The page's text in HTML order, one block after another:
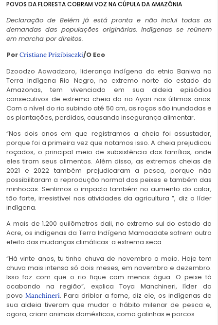
POVOS DA FLORESTA COBRAM VOZ NA CÚPULA DA AMAZÔNIA
Declaração de Belém já está pronta e não inclui todas as
demandas das populações originárias. Indígenas se reúnem
em marcha por direitos.
PorCristiane Prizibisczki/O Eco
Dzoodzo Aawadzoro, liderança indígena da etnia Baniwa na
Terra Indígena Rio Negro, no extremo norte do estado do
Amazonas, tem vivenciado em sua aldeia episódios
consecutivos de extrema cheia do rio Ayari nos últimos anos.
Com o nível do rio subindo até 50 cm, as roças são inundadas e
as plantações, perdidas, causando insegurança alimentar.
“Nos dois anos em que registramos a cheia foi assustador,
porque foi a primeira vez que notamos isso. A cheia prejudicou
roçados, o principal meio de subsistência das famílias, onde
eles tiram seus alimentos. Além disso, as extremas cheias de
2021 e 2022 também prejudicaram a pesca, porque não
possibilitaram a reprodução normal dos peixes e também das
minhocas. Sentimos o impacto também no aumento do calor,
tão forte, irresistível nas atividades da agricultura ”, diz o líder
indígena.
A mais de 1.200 quilômetros dali, no extremo sul do estado do
Acre, os indígenas da Terra Indígena Mamoadate sofrem outro
efeito das mudanças climáticas: a extrema seca.
“Há vinte anos, tu tinha chuva de novembro a maio. Hoje tem
chuva mais intensa só dois meses, em novembro e dezembro.
Isso faz com que o rio fique com menos água. O peixe tá
acabando na região”, explica Toya Manchineri, líder do
povo Manchineri. Para driblar a fome, diz ele, os indígenas de
sua aldeia tiveram que mudar o hábito milenar de pesca e,
agora, criam animais domésticos, como galinhas e porcos.